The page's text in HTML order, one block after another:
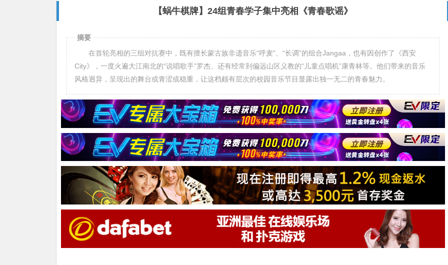
【蜗牛棋牌】24组青春学子集中亮相《青春歌谣》
摘要
在首轮亮相的三组对抗赛中，既有擅长蒙古族非遗音乐“呼麦”、“长调”的组合Jangaa，也有因创作了《西安
City》，一度火遍大江南北的“说唱歌手”罗杰、还有经常到偏远山区义教的“儿童点唱机”康青林等。他们带来的音乐
风格迥异，呈现出的舞台或青涩或稳重，让这档颇有层次的校园音乐节目显露出独一无二的青春魅力。